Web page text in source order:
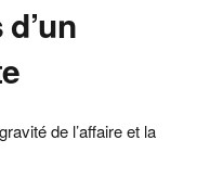
de l’affaire et la